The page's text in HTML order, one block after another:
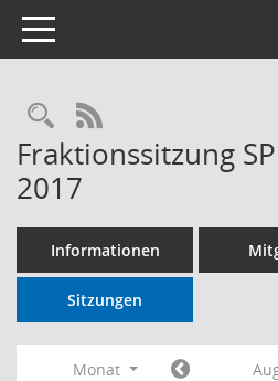
Toggle navigation
RSS-Feed
Fraktionssitzung
2017
Informationen
Sitzungen
Monat